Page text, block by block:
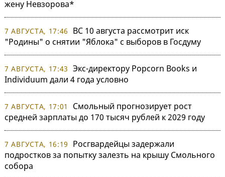
жену Невзорова*
7 АВГУСТА, 17:46
ВС 10 августа рассмотрит иск
"Родины" о снятии "Яблока" с выборов в Госдуму
7 АВГУСТА, 17:43 Экс-директору Popcorn Books и
Individuum дали 4 года условно
7 АВГУСТА, 17:01
Смольный прогнозирует рост
средней зарплаты до 170 тысяч рублей к 2029 году
7 АВГУСТА, 16:19
Росгвардейцы задержали
подростков за попытку залезть на крышу Смольного
собора